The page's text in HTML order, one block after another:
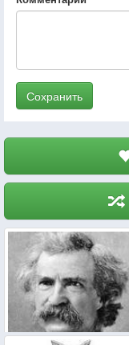
Сохранить